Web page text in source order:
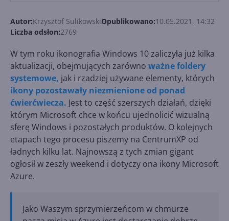
Autor:Krzysztof SulikowskiOpublikowano:10.05.2021, 14:32
Liczba odsłon:2769
W tym roku ikonografia Windows 10 zaliczyła już kilka
aktualizacji, obejmujących zarówno ważne foldery
systemowe, jak i rzadziej używane elementy, których
ikony pozostawały niezmienione od ponad
ćwierćwiecza. Jest to część szerszych działań, dzięki
którym Microsoft chce w końcu ujednolicić wizualną
sferę Windows i pozostałych produktów. O kolejnych
etapach tego procesu piszemy na CentrumXP od
ładnych kilku lat. Najnowszą z tych zmian gigant
ogłosił w zeszły weekend i dotyczy ona ikony Microsoft
Azure.
Jako Waszym sprzymierzeńcom w chmurze